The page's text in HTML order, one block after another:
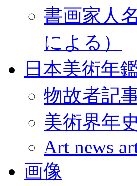
書画家人
による）
日本美術年
物故者記
美術界年史
Art news
画像